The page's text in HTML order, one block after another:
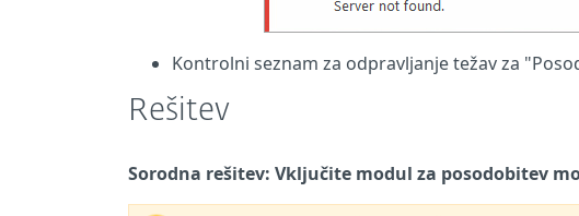
Kontrolni seznam za odpravljanje težav za
Rešitev
Sorodna rešitev: Vključite modul za posodobitev